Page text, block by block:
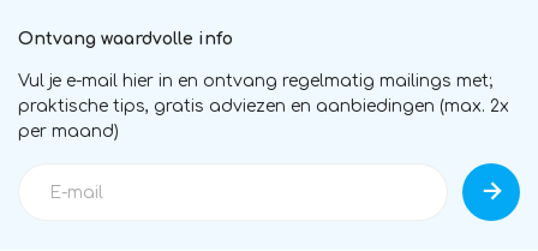
Ontvang waardvolle info
Vul je e-mail hier in en ontvang regelmatig mailings met;
praktische tips, gratis adviezen en aanbiedingen (max. 2x
per maand)